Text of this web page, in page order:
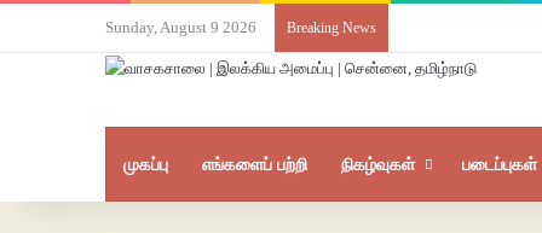
Sunday, August 9 2026 Breaking News
முகப்பு எங்களைப் பற்றி நிகழ்வுகள் படைப்புகள்